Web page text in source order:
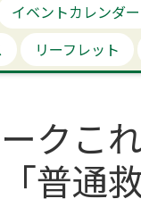
イベントカレンダー
リーフレット
クこ
普通